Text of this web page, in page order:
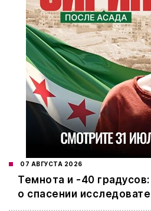
07 АВГУСТА 2026
Темнота и -40
о спасении